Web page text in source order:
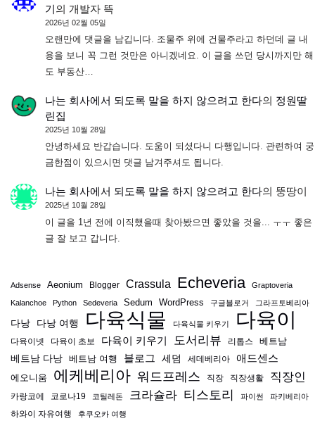
기의 개발자 뜩
2026년 02월 05일
오랜만에 댓글을 남깁니다. 조물주 위에 건물주라고 하던데 글 내
용을 보니 꼭 그런 것만은 아니겠네요. 이 글을 쓰던 당시까지만 해
도 부동산…
나는 회사에서 되도록 말을 하지 않으려고 한다의 정원딸
린집
2025년 10월 28일
안녕하세요 반갑습니다. 도움이 되셨다니 다행입니다. 관련하여 궁
금한점이 있으시면 댓글 남겨주셔도 됩니다.
나는 회사에서 되도록 말을 하지 않으려고 한다의 뚱땅이
2025년 10월 28일
이 글을 1년 전에 이직했을때 찾아봤으면 좋았을 것을... ㅜㅜ 좋은
글 잘 보고 갑니다.
Adsense Aeonium Blogger Crassula Echeveria Graptoveria
Kalanchoe Python Sedeveria Sedum WordPress 구글블로거 그라프토베리아
다낭 다낭 여행 다육식물 다육식물 키우기 다육이
다육이넷 다육이 초보 다육이 키우기 도서리뷰 리톱스
베트남
베트남 다낭 베트남 여행 블로그 세덤 세데베리아 애드센스
에오니움 에케베리아 워드프레스 직장 직장생활 직장인
카랑코에 코로나19 코틸레돈 크라슐라 티스토리 파이썬 파키베리아
하와이 자유여행 후쿠오카 여행